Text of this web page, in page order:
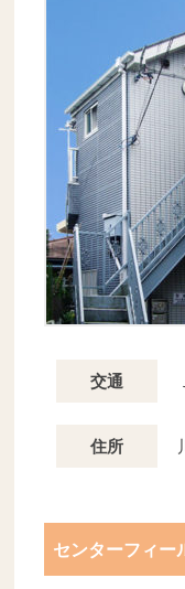
交通
住所
センターフィー